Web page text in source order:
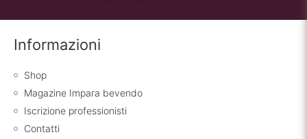
Informazioni
Shop
Magazine Impara bevendo
Iscrizione professionisti
Contatti